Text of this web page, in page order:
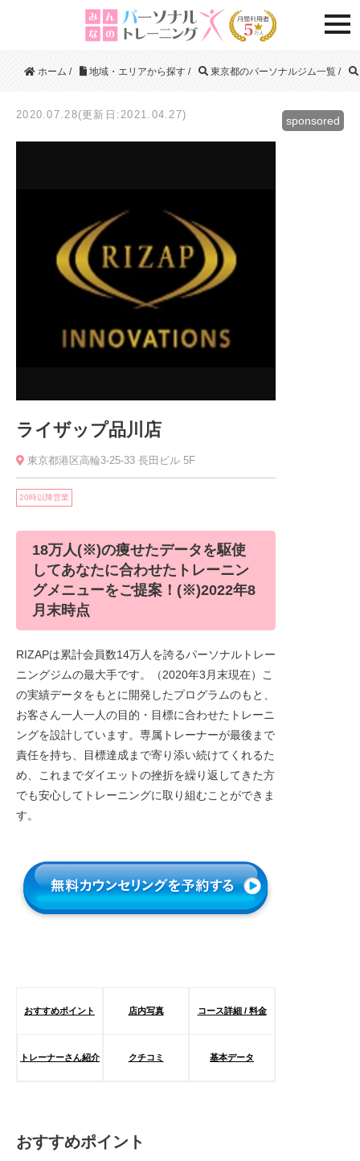
ホーム / 地域・エリアから探す / 東京都のパーソナルジム一覧 /
sponsored
2020.07.28(更新日:2021.04.27)
ライザップ品川店
東京都港区高輪3-25-33 長田ビル 5F
20時以降営業
18万人(※)の痩せたデータを駆使
してあなたに合わせたトレーニン
グメニューをご提案！(※)2022年8
月末時点
RIZAPは累計会員数14万人を誇るパーソナルトレー
ニングジムの最大手です。（2020年3月末現在）こ
の実績データをもとに開発したプログラムのもと、
お客さん一人一人の目的・目標に合わせたトレーニ
ングを設計しています。専属トレーナーが最後まで
責任を持ち、目標達成まで寄り添い続けてくれるた
め、これまでダイエットの挫折を繰り返してきた方
でも安心してトレーニングに取り組むことができま
す。
おすすめポイント 店内写真 コース詳細 / 料金
トレーナーさん紹介 クチコミ 基本データ
おすすめポイント